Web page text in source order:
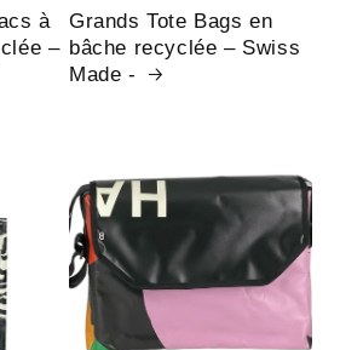
à
–
Grands Tote Bags en
bâche recyclée – Swiss
Made -